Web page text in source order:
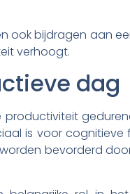
ook bijdragen aan
verhoogt.
dag
is voor cognitieve
bevorderd